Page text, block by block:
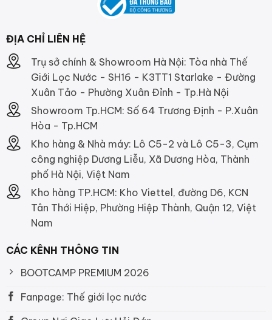
ĐỊA CHỈ LIÊN HỆ
Trụ sở chính & Showroom Hà Nội: Tòa nhà Thế
Giới Lọc Nước - SH16 - K3TT1 Starlake - Đường
Xuân Tảo - Phường Xuân Đỉnh - Tp.Hà Nội
Showroom Tp.HCM: Số 64 Trương Định - P.Xuân
Hòa - Tp.HCM
Kho hàng & Nhà máy: Lô C5-2 và Lô C5-3, Cụm
công nghiệp Dương Liễu, Xã Dương Hòa, Thành
phố Hà Nội, Việt Nam
Kho hàng TP.HCM: Kho Viettel, đường D6, KCN
Tân Thới Hiệp, Phường Hiệp Thành, Quận 12, Việt
Nam
CÁC KÊNH THÔNG TIN
BOOTCAMP PREMIUM 2026
Fanpage: Thế giới lọc nước